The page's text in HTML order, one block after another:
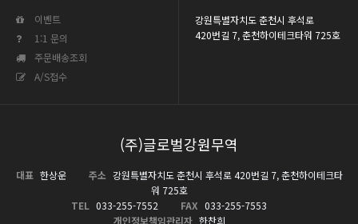
이벤트
1:1 문의
주문배송조회
A/S접수
강원특별자치도 춘천시 후석로
420번길 7, 춘천하이테크타워 725호
(주)글로벌강원무역
대표 한상운 주소 강원특별자치도 춘천시 후석로 420번길 7, 춘천하이테크타
워 725호
TEL 033-255-7552 FAX 033-255-7553
개인정보책임관리자 한찬희